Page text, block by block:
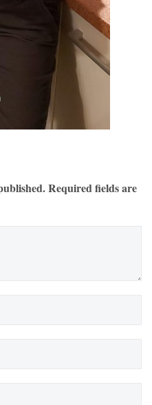
Required fields are